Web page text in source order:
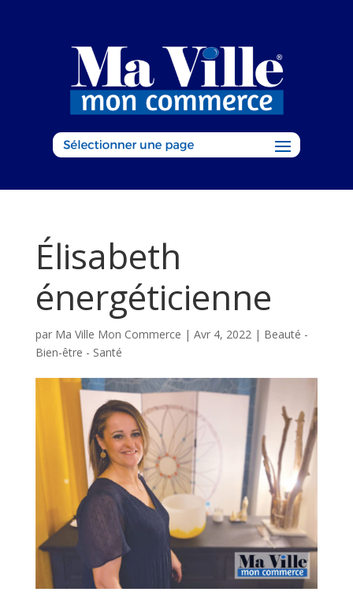
Élisabeth
énergéticienne
par Ma Ville Mon Commerce | Avr 4, 2022 | Beauté -
Bien-être - Santé